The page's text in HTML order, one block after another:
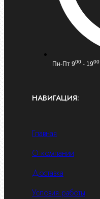
Пн-Пт 900 - 1900
НАВИГАЦИЯ:
Главная
О компании
Доставка
Условия работы